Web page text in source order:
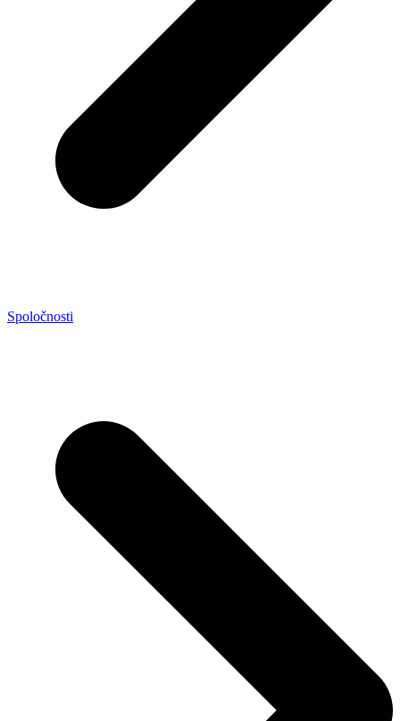
Spoločnosti